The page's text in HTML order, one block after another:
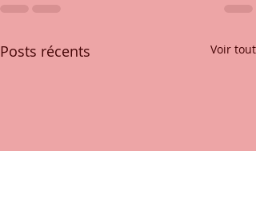
Posts récents Voir tout